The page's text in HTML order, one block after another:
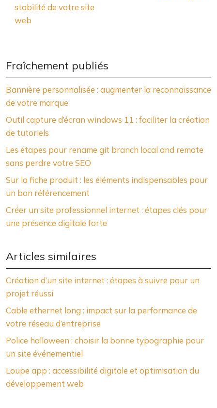
stabilité de votre site
web
Fraîchement publiés
Bannière personnalisée : augmenter la reconnaissance
de votre marque
Outil capture d’écran windows 11 : faciliter la création
de tutoriels
Les étapes pour rename git branch local and remote
sans perdre votre SEO
Sur la fiche produit : les éléments indispensables pour
un bon référencement
Créer un site professionnel internet : étapes clés pour
une présence digitale forte
Articles similaires
Création d’un site internet : étapes à suivre pour un
projet réussi
Cable ethernet long : impact sur la performance de
votre réseau d’entreprise
Police halloween : choisir la bonne typographie pour
un site événementiel
Loupe app : accessibilité digitale et optimisation du
développement web